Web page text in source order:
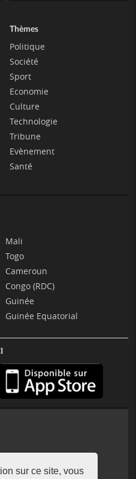
sur ce site, vous
Thèmes
Politique
Société
Sport
Economie
Culture
Technologie
Tribune
Evènement
Santé
Mali
Togo
Cameroun
Congo (RDC)
Guinée
Guinée Equatorial